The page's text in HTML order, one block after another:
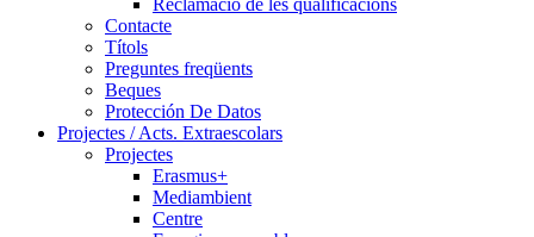
Reclamació de les qualificacions
Contacte
Títols
Preguntes freqüents
Beques
Protección De Datos
Projectes / Acts. Extraescolars
Projectes
Erasmus+
Mediambient
Centre